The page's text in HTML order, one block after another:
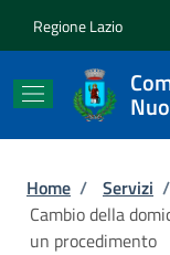
Regione Lazio
Briciole
Home / Servizi /
Cambio della
un procedimento